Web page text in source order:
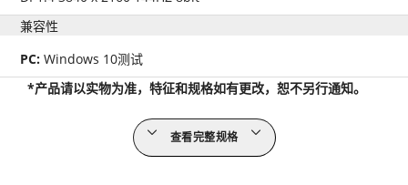
兼容性
PC:Windows 10测试
*产品请以实物为准，特征和规格如有更改，恕不另行通知。
查看完整规格